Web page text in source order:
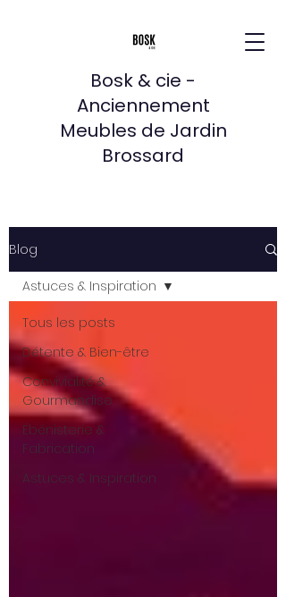
Bosk & cie -
Anciennement
Meubles de Jardin
Brossard
Blog
Tous les posts
Détente & Bien-être
Convivialité &
Gourmandise
Ébénisterie &
Fabrication
Astuces & Inspiration
Astuces & Inspiration